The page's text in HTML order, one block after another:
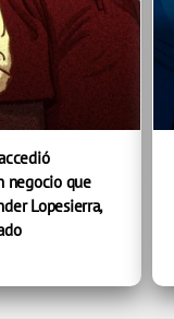
negocio que
Lopesierra,